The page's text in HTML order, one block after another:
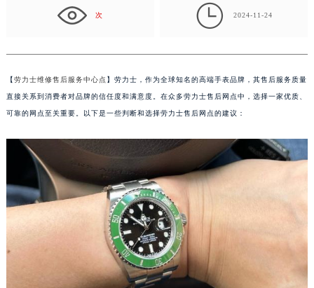
次  2024-11-24
【劳力士维修售后服务中心点 】劳力士，作为全球知名的高端手表品牌，其售后服务质量
直接关系到消费者对品牌的信任度和满意度。在众多劳力士售后网点中，选择一家优质、
可靠的网点至关重要。以下是一些判断和选择劳力士售后网点的建议：